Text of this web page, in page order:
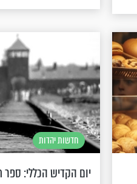
חדשות יהדות
יום הקדיש הכללי: